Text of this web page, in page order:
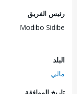
الفريق
Modibo
الموافقة